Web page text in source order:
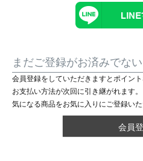
まだご登録がお済みでな
会員登録をしていただきますとポイント
お支払い方法が次回に引き継がれます。
気になる商品をお気に入りにご登録い
会員